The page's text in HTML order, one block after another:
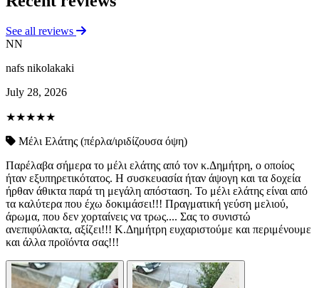
See all reviews
NN
nafs nikolakaki
July 28, 2026
★★★★★
Μέλι Ελάτης (πέρλα/ιριδίζουσα όψη)
Παρέλαβα σήμερα το μέλι ελάτης από τον κ.Δημήτρη, ο οποίος
ήταν εξυπηρετικότατος. Η συσκευασία ήταν άψογη και τα δοχεία
ήρθαν άθικτα παρά τη μεγάλη απόσταση. Το μέλι ελάτης είναι από
τα καλύτερα που έχω δοκιμάσει!!! Πραγματική γεύση μελιού,
άρωμα, που δεν χορταίνεις να τρως.... Σας το συνιστώ
ανεπιφύλακτα, αξίζει!!! Κ.Δημήτρη ευχαριστούμε και περιμένουμε
και άλλα προϊόντα σας!!!